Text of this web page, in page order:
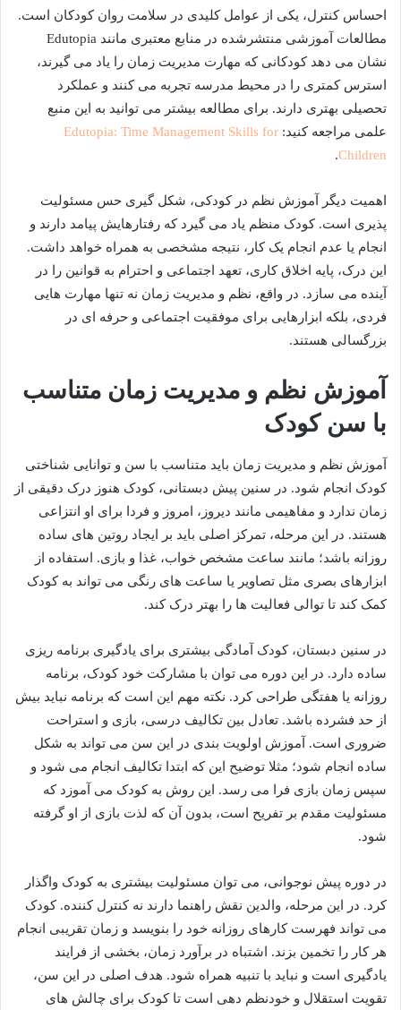
احساس کنترل، یکی از عوامل کلیدی در سلامت روان کودکان است.
مطالعات آموزشی منتشرشده در منابع معتبری مانند Edutopia
نشان می دهد کودکانی که مهارت مدیریت زمان را یاد می گیرند،
استرس کمتری را در محیط مدرسه تجربه می کنند و عملکرد
تحصیلی بهتری دارند. برای مطالعه بیشتر می توانید به این منبع
علمی مراجعه کنید: Edutopia: Time Management Skills for
Children
.
اهمیت دیگر آموزش نظم در کودکی، شکل گیری حس مسئولیت
پذیری است. کودک منظم یاد می گیرد که رفتارهایش پیامد دارند و
انجام یا عدم انجام یک کار، نتیجه مشخصی به همراه خواهد داشت.
این درک، پایه اخلاق کاری، تعهد اجتماعی و احترام به قوانین را در
آینده می سازد. در واقع، نظم و مدیریت زمان نه تنها مهارت هایی
فردی، بلکه ابزارهایی برای موفقیت اجتماعی و حرفه ای در
بزرگسالی هستند.
آموزش نظم و مدیریت زمان متناسب
با سن کودک
آموزش نظم و مدیریت زمان باید متناسب با سن و توانایی شناختی
کودک انجام شود. در سنین پیش دبستانی، کودک هنوز درک دقیقی از
زمان ندارد و مفاهیمی مانند دیروز، امروز و فردا برای او انتزاعی
هستند. در این مرحله، تمرکز اصلی باید بر ایجاد روتین های ساده
روزانه باشد؛ مانند ساعت مشخص خواب، غذا و بازی. استفاده از
ابزارهای بصری مثل تصاویر یا ساعت های رنگی می تواند به کودک
کمک کند تا توالی فعالیت ها را بهتر درک کند.
در سنین دبستان، کودک آمادگی بیشتری برای یادگیری برنامه ریزی
ساده دارد. در این دوره می توان با مشارکت خود کودک، برنامه
روزانه یا هفتگی طراحی کرد. نکته مهم این است که برنامه نباید بیش
از حد فشرده باشد. تعادل بین تکالیف درسی، بازی و استراحت
ضروری است. آموزش اولویت بندی در این سن می تواند به شکل
ساده انجام شود؛ مثلا توضیح این که ابتدا تکالیف انجام می شود و
سپس زمان بازی فرا می رسد. این روش به کودک می آموزد که
مسئولیت مقدم بر تفریح است، بدون آن که لذت بازی از او گرفته
شود.
در دوره پیش نوجوانی، می توان مسئولیت بیشتری به کودک واگذار
کرد. در این مرحله، والدین نقش راهنما دارند نه کنترل کننده. کودک
می تواند فهرست کارهای روزانه خود را بنویسد و زمان تقریبی انجام
هر کار را تخمین بزند. اشتباه در برآورد زمان، بخشی از فرایند
یادگیری است و نباید با تنبیه همراه شود. هدف اصلی در این سن،
تقویت استقلال و خودنظم دهی است تا کودک برای چالش های